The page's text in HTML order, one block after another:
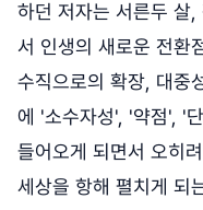
하던 저자는 서른두 살
서 인생의 새로운 전환
수직으로의 확장, 대중
에 '소수자성', '약점', '
들어오게 되면서 오히
세상을 항해 펼치게 되